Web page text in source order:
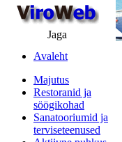
Jaga
Avaleht
Majutus
Restoranid ja
söögikohad
Sanatooriumid ja
terviseteenused